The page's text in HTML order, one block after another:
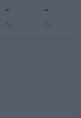
-
- %
-
- %